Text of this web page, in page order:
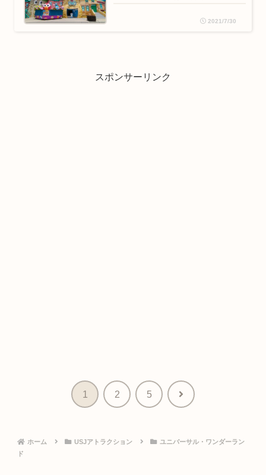
2021/7/30
スポンサーリンク
1 2 5 次
ホーム USJアトラクション
ユニバーサル・ワンダーラン
ド